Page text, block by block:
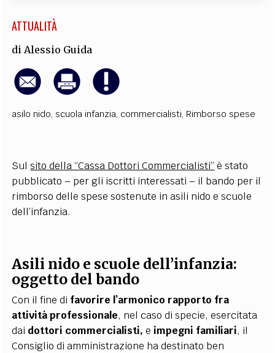
ATTUALITÀ
di Alessio Guida
asilo nido,scuola infanzia, commercialisti, Rimborso spese
Sulsito della “Cassa Dottori Commercialisti” è stato
pubblicato – per gli iscritti interessati – il bando per il
rimborso delle spese sostenute in asili nido e scuole
dell’infanzia.
Asili nido e scuole dell’infanzia:
oggetto del bando
Con il fine di favorire l’armonico rapporto fra
attività professionale, nel caso di specie, esercitata
dai dottori commercialisti, e impegni familiari, il
Consiglio di amministrazione ha destinato ben